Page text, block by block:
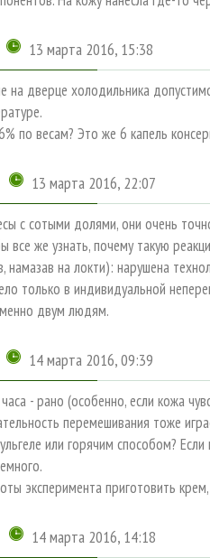
13 марта 2016, 15:38
на дверце холодильника
по весам? Это же 6 капель
13 марта 2016, 22:07
с сотыми долями, они очень
все же узнать, почему такую
намазав на локти): нарушена
только в индивидуальной
двум людям.
14 марта 2016, 09:39
- рано (особенно, если кожа
перемешивания тоже
или горячим способом?
эксперимента приготовить
14 марта 2016, 14:18